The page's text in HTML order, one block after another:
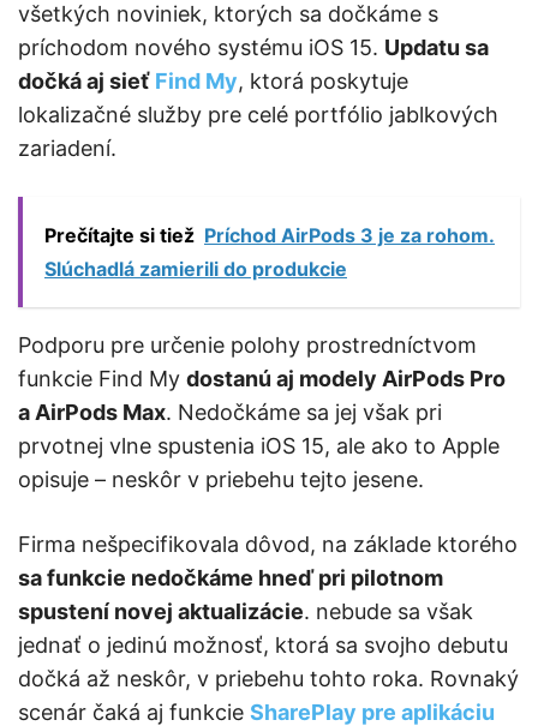
všetkých noviniek, ktorých sa dočkáme s
príchodom nového systému iOS 15. Updatu sa
dočká aj sieť Find My, ktorá poskytuje
lokalizačné služby pre celé portfólio jablkových
zariadení.
Prečítajte si tiež Príchod AirPods 3 je za rohom.
Slúchadlá zamierili do produkcie
Podporu pre určenie polohy prostredníctvom
funkcie Find My dostanú aj modely AirPods Pro
a AirPods Max. Nedočkáme sa jej však pri
prvotnej vlne spustenia iOS 15, ale ako to Apple
opisuje – neskôr v priebehu tejto jesene.
Firma nešpecifikovala dôvod, na základe ktorého
sa funkcie nedočkáme hneď pri pilotnom
spustení novej aktualizácie. nebude sa však
jednať o jedinú možnosť, ktorá sa svojho debutu
dočká až neskôr, v priebehu tohto roka. Rovnaký
scenár čaká aj funkcie SharePlay pre aplikáciu